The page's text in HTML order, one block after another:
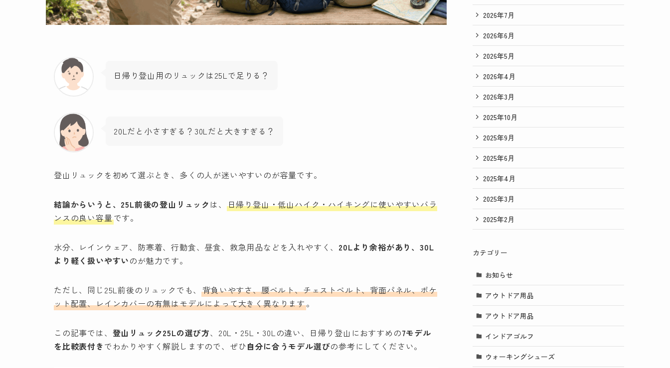
日帰り登山用のリュックは25Lで足りる？
20Lだと小さすぎる？30Lだと大きすぎる？
登山リュックを初めて選ぶとき、多くの人が迷いやすいのが容量です。
結論からいうと、25L前後の登山リュック は、 日帰り登山・低山ハイク・ハイキングに使いやすいバラ
ンスの良い容量です。
水分、レインウェア、防寒着、行動食、昼食、救急用品などを入れやすく、 20Lより余裕があり、30L
より軽く扱いやすいのが魅力です。
ただし、同じ25L前後のリュックでも、背負いやすさ、腰ベルト、チェストベルト、背面パネル、ポケ
ット配置、レインカバーの有無はモデルによって大きく異なります。
この記事では、 登山リュック25Lの選び方、20L・25L・30Lの違い、日帰り登山におすすめの7モデル
を比較表付きでわかりやすく解説しますので、ぜひ自分に合うモデル選びの参考にしてください。
2026年7月
2026年6月
2026年5月
2026年4月
2026年3月
2025年10月
2025年9月
2025年6月
2025年4月
2025年3月
2025年2月
カテゴリー
お知らせ
アウトドア用品
アウトドア用品
インドアゴルフ
ウォーキングシューズ